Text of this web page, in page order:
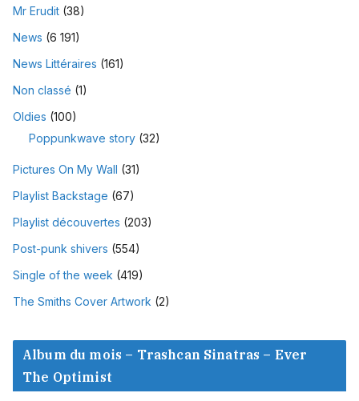
Mr Erudit (38)
News (6 191)
News Littéraires (161)
Non classé (1)
Oldies (100)
Poppunkwave story (32)
Pictures On My Wall (31)
Playlist Backstage (67)
Playlist découvertes (203)
Post-punk shivers (554)
Single of the week (419)
The Smiths Cover Artwork (2)
Album du mois – Trashcan Sinatras – Ever
The Optimist